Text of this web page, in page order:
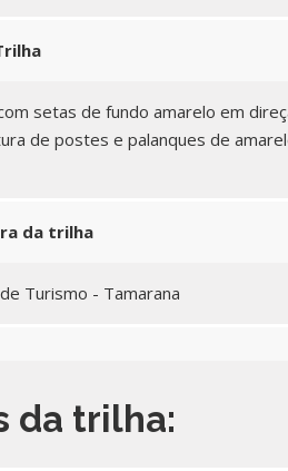
setas de fundo amarelo em
de postes e palanques de
da trilha
Turismo - Tamarana
da trilha: